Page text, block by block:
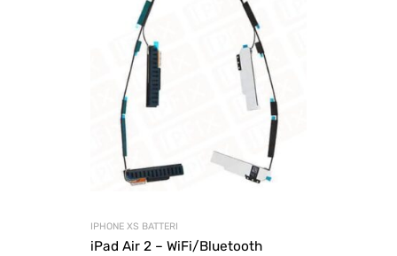
IPHONE XS BATTERI
iPad Air 2 – WiFi/Bluetooth